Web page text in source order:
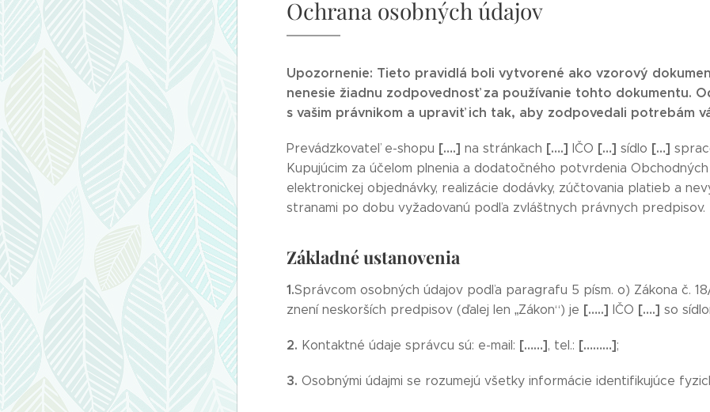
Ochrana osobných údajov
Upozornenie: Tieto pravidlá boli vytvorené ako vzorový
nenesie žiadnu zodpovednosť za používanie tohto dokumentu.
s vašim právnikom a upraviť ich tak, aby zodpovedali potrebám
Prevádzkovateľ e-shopu [….] na stránkach [….] IČO […] sídlo […]
Kupujúcim za účelom plnenia a dodatočného potvrdenia
elektronickej objednávky, realizácie dodávky, zúčtovania platieb a
stranami po dobu vyžadovanú podľa zvláštnych právnych predpisov.
Základné ustanovenia
1.Správcom osobných údajov podľa paragrafu 5 písm. o) Zákona č.
znení neskorších predpisov (ďalej len „Zákon“) je […..] IČO [….] so
2. Kontaktné údaje správcu sú: e-mail: [……], tel.: [………];
3. Osobnými údajmi se rozumejú všetky informácie identifikujúce